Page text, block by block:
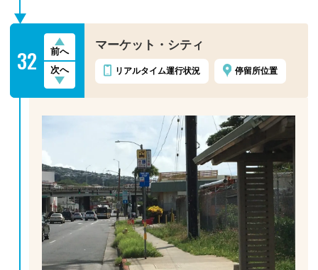
32
前へ
次へ
マーケット・シティ
リアルタイム運行状況 停留所位置